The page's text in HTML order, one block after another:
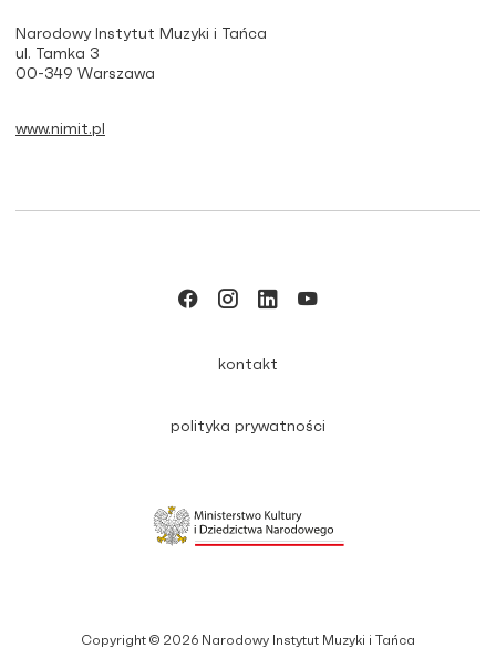
Narodowy Instytut Muzyki i Tańca
ul. Tamka 3
00-349 Warszawa
www.nimit.pl
Copyright © 2026 Narodowy Instytut Muzyki i Tańca
kontakt
polityka prywatności